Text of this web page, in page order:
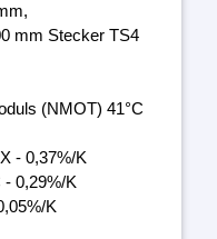
mm Stecker TS4
(NMOT) 41°C
- 0,37%/K
0,29%/K
K